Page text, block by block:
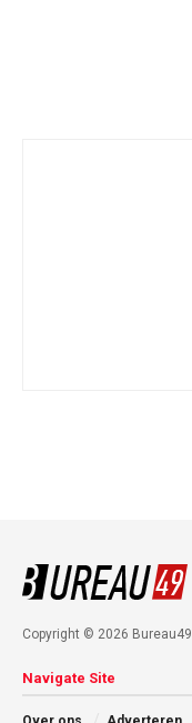
Copyright © 2026 Bureau49
Navigate Site